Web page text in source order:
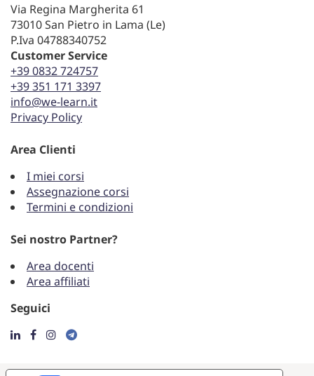
Via Regina Margherita 61
73010 San Pietro in Lama (Le)
P.Iva 04788340752
Customer Service
+39 0832 724757
+39 351 171 3397
info@we-learn.it
Privacy Policy
Area Clienti
I miei corsi
Assegnazione corsi
Termini e condizioni
Sei nostro Partner?
Area docenti
Area affiliati
Seguici